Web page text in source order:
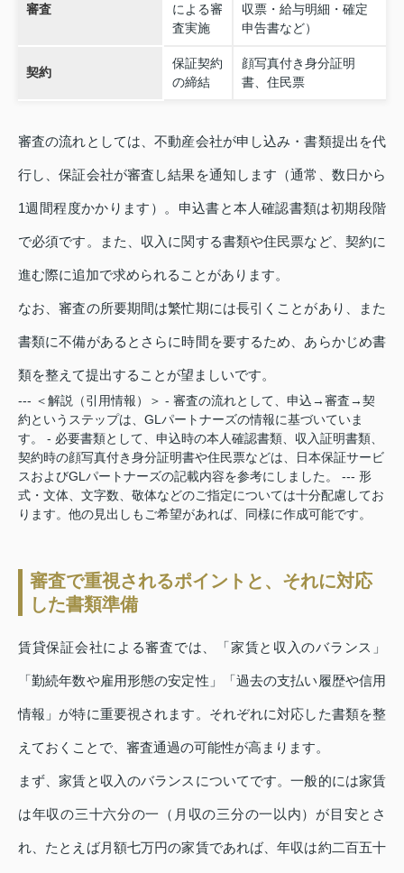
審査
による審
査実施
収票・給与明細・確定
申告書など）
契約
保証契約
の締結
顔写真付き身分証明
書、住民票
審査の流れとしては、不動産会社が申し込み・書類提出を代
行し、保証会社が審査し結果を通知します（通常、数日から
1週間程度かかります）。申込書と本人確認書類は初期段階
で必須です。また、収入に関する書類や住民票など、契約に
進む際に追加で求められることがあります。
なお、審査の所要期間は繁忙期には長引くことがあり、また
書類に不備があるとさらに時間を要するため、あらかじめ書
類を整えて提出することが望ましいです。
--- ＜解説（引用情報）＞ - 審査の流れとして、申込→審査→契
約というステップは、GLパートナーズの情報に基づいていま
す。 - 必要書類として、申込時の本人確認書類、収入証明書類、
契約時の顔写真付き身分証明書や住民票などは、日本保証サービ
スおよびGLパートナーズの記載内容を参考にしました。 --- 形
式・文体、文字数、敬体などのご指定については十分配慮してお
ります。他の見出しもご希望があれば、同様に作成可能です。
審査で重視されるポイントと、それに対応
した書類準備
賃貸保証会社による審査では、「家賃と収入のバランス」
「勤続年数や雇用形態の安定性」「過去の支払い履歴や信用
情報」が特に重要視されます。それぞれに対応した書類を整
えておくことで、審査通過の可能性が高まります。
まず、家賃と収入のバランスについてです。一般的には家賃
は年収の三十六分の一（月収の三分の一以内）が目安とさ
れ、たとえば月額七万円の家賃であれば、年収は約二百五十